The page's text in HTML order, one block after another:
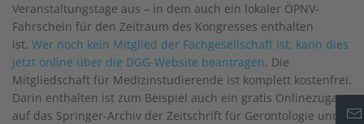
Veranstaltungstage aus – in dem auch ein lokaler ÖPNV-
Fahrschein für den Zeitraum des Kongresses enthalten
ist. Wer noch kein Mitglied der Fachgesellschaft ist, kann dies
jetzt online über die DGG-Website beantragen. Die
Mitgliedschaft für Medizinstudierende ist komplett kostenfrei.
Darin enthalten ist zum Beispiel auch ein gratis Onlinezugang
auf das Springer-Archiv der Zeitschrift für Gerontologie und